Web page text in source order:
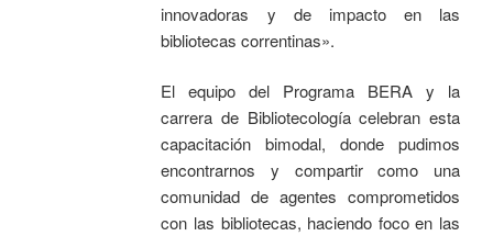
innovadoras y de impacto en las
bibliotecas correntinas».
El equipo del Programa BERA y la
carrera de Bibliotecología celebran esta
capacitación bimodal, donde pudimos
encontrarnos y compartir como una
comunidad de agentes comprometidos
con las bibliotecas, haciendo foco en las